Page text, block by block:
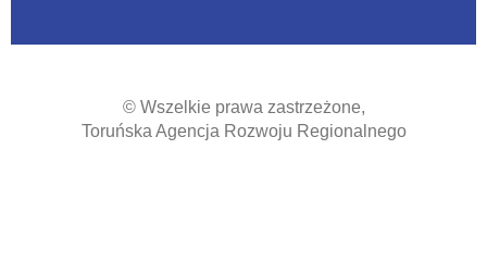
© Wszelkie prawa zastrzeżone,
Toruńska Agencja Rozwoju Regionalnego